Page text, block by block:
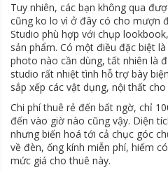
Tuy nhiên, các bạn không qua
cũng ko lo vì ở đây có cho mượn
Studio phù hợp với chụp lookbook,
sản phẩm. Có một điều đặc biệt
photo nào cần dùng, tất nhiên là
studio rất nhiệt tình hỗ trợ bày
sắp xếp các vật dụng, nội thất cho
Chi phí thuê rẻ đến bất ngờ, chỉ
đến vào giờ nào cũng vậy. Diện
nhưng biến hoá tới cả chục góc
về đèn, ống kính miễn phí, hiếm
mức giá cho thuê này.